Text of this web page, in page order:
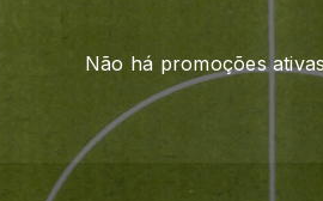
Não há promoções